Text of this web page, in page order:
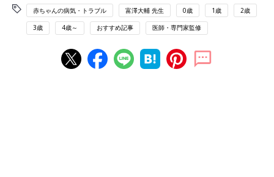
と、ゆっくり増える「慢性」に分けられ、小児白血病の大半は急
性。急性には「急性リンパ性白血病」と「急性骨髄性白血病」が
あります。
「急性リンパ性白血病」とは？
赤ちゃんの病気・トラブル 富澤大輔 先生 0歳 1歳 2歳
3歳 4歳～ おすすめ記事 医師・専門家監修